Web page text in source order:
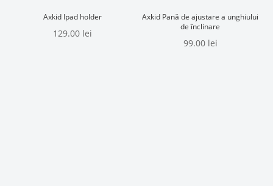
Axkid Ipad holder
129.00 lei
Axkid Pană de ajustare a unghiului
de înclinare
99.00 lei